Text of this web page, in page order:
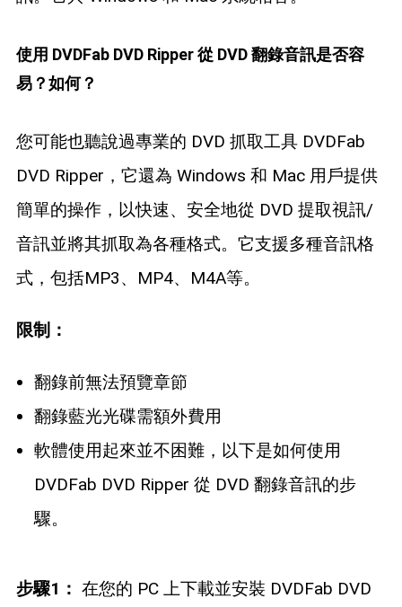
使用 DVDFab DVD Ripper 從 DVD 翻錄音訊是否容
易？如何？
您可能也聽說過專業的 DVD 抓取工具 DVDFab
DVD Ripper，它還為 Windows 和 Mac 用戶提供
簡單的操作，以快速、安全地從 DVD 提取視訊/
音訊並將其抓取為各種格式。它支援多種音訊格
式，包括MP3、MP4、M4A等。
限制：
翻錄前無法預覽章節
翻錄藍光光碟需額外費用
軟體使用起來並不困難，以下是如何使用
DVDFab DVD Ripper 從 DVD 翻錄音訊的步
驟。
步驟1： 在您的 PC 上下載並安裝 DVDFab DVD